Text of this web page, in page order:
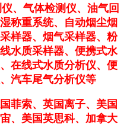
、气体检测仪、 油气回
称重系统、自动烟尘烟
样器、烟气采样器、粉
水质采样器、便携式水
在线式水质分析仪、便
汽车尾气分析仪等
菲索、英国离子、美国
、美国英思科、加拿大